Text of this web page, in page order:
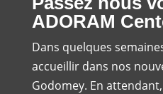
ADORAM
Dans quelques
accueillir dans nos
Godomey. En